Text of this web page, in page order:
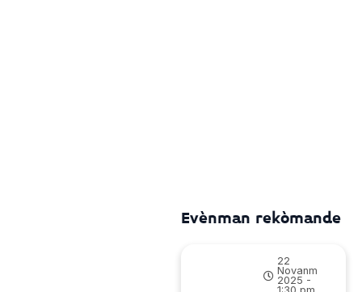
Evènman rekòmande
22
Novanm
2025 -